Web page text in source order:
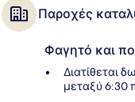
Παροχές
Φαγητό και
Διατίθεται
μεταξύ 6:30